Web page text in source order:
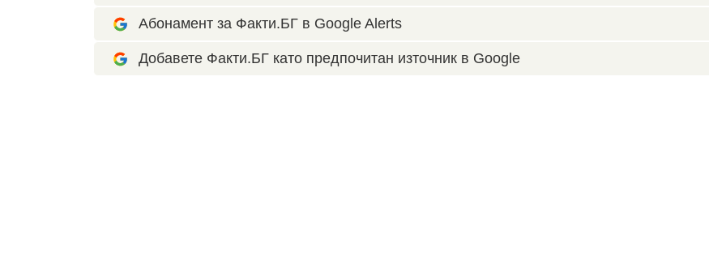
Абонамент за Факти.БГ в Google Alerts
Добавете Факти.БГ като предпочитан източник в Google